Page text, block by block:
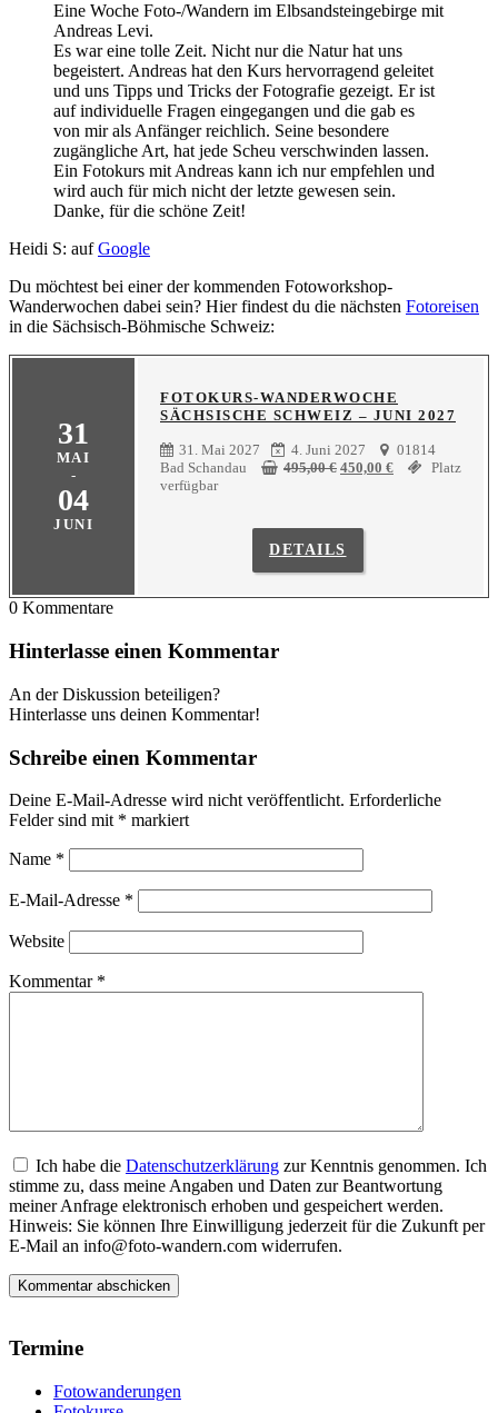
Eine Woche Foto-/Wandern im Elbsandsteingebirge mit
Andreas Levi.
Es war eine tolle Zeit. Nicht nur die Natur hat uns
begeistert. Andreas hat den Kurs hervorragend geleitet
und uns Tipps und Tricks der Fotografie gezeigt. Er ist
auf individuelle Fragen eingegangen und die gab es
von mir als Anfänger reichlich. Seine besondere
zugängliche Art, hat jede Scheu verschwinden lassen.
Ein Fotokurs mit Andreas kann ich nur empfehlen und
wird auch für mich nicht der letzte gewesen sein.
Danke, für die schöne Zeit!
Heidi S: aufGoogle
Du möchtest bei einer der kommenden Fotoworkshop-
Wanderwochen dabei sein? Hier findest du die nächsten Fotoreisen
in die Sächsisch-Böhmische Schweiz:
31
MAI
-
04
JUNI
FOTOKURS-WANDERWOCHE
SÄCHSISCHE SCHWEIZ – JUNI 2027
31. Mai 2027 4. Juni 2027
01814
Bad Schandau
495,00€ Ursprünglicher
450,00 €Aktueller
Platz
verfügbar
DETAILS
0 Kommentare
Hinterlasse einen Kommentar
An der Diskussion beteiligen?
Hinterlasse uns deinen Kommentar!
Schreibe einen Kommentar
Deine E-Mail-Adresse wird nicht veröffentlicht. Erforderliche
Felder sind mit * markiert
Name *
E-Mail-Adresse *
Website
Kommentar *
Ich habe die Datenschutzerklärung zur Kenntnis genommen. Ich
stimme zu, dass meine Angaben und Daten zur Beantwortung
meiner Anfrage elektronisch erhoben und gespeichert werden.
Hinweis: Sie können Ihre Einwilligung jederzeit für die Zukunft per
E-Mail an info@foto-wandern.com widerrufen.
Termine
Fotowanderungen